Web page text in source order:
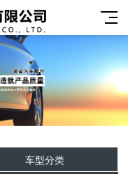
车型分类